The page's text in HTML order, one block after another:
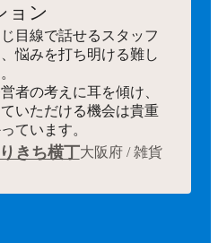
ョン
目線で話せるスタッフ
悩みを打ち明ける難し
者の考えに耳を傾け、
いただける機会は貴重
ています。
きち横丁大阪府 / 雑貨